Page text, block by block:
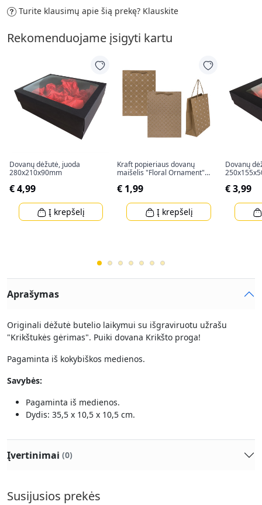
Turite klausimų apie šią prekę? Klauskite
Rekomenduojame įsigyti kartu
Dovanų dėžutė, juoda
280x210x90mm
€ 4,99
Į krepšelį
Kraft popieriaus dovanų
maišelis "Floral Ornament"
€ 1,99
Į krepšelį
Dovanų
€ 3,99
Aprašymas
Originali dėžutė butelio laikymui su išgraviruotu užrašu
"Krikštukės gėrimas". Puiki dovana Krikšto proga!
Pagaminta iš kokybiškos medienos.
Savybės:
Pagaminta iš medienos.
Dydis: 35,5 x 10,5 x 10,5 cm.
Įvertinimai (0)
Susijusios prekės